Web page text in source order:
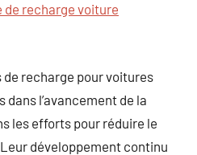
de recharge voiture
recharge pour voitures
l’avancement de la
les efforts pour réduire le
développement continu